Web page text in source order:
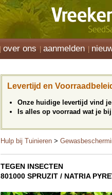
over ons aanmelden
Levertijd en
Onze huidige levertijd vind
Is alles op voorraad wat je
Hulp bij Tuinieren >
TEGEN INSECTEN
801000 SPRUZIT / NATRIA